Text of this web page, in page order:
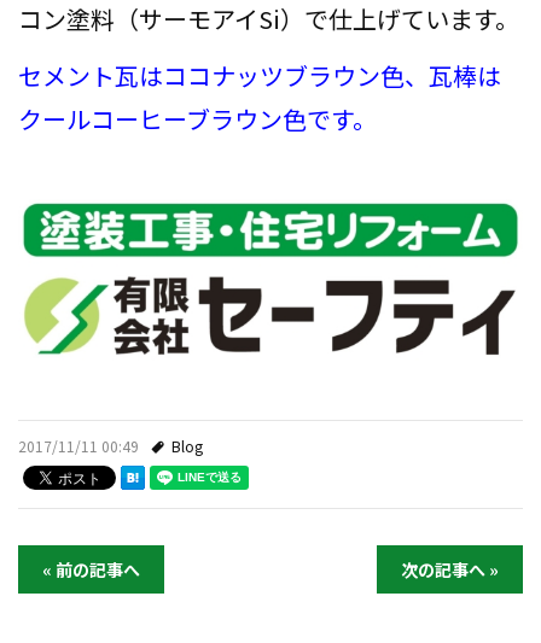
コン塗料（サーモアイSi）で仕上げています。
セメント瓦はココナッツブラウン色、瓦棒は
クールコーヒーブラウン色です。
2017/11/11 00:49 Blog
« 前の記事へ 次の記事へ »